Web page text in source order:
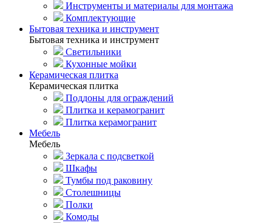
Инструменты и материалы для монтажа
Комплектующие
Бытовая техника и инструмент
Бытовая техника и инструмент
Светильники
Кухонные мойки
Керамическая плитка
Керамическая плитка
Поддоны для ограждений
Плитка и керамогранит
Плитка керамогранит
Мебель
Мебель
Зеркала с подсветкой
Шкафы
Тумбы под раковину
Столешницы
Полки
Комоды